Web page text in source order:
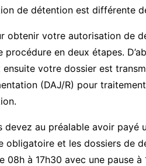
de détention est différente
obtenir votre autorisation de
procédure en deux étapes.
ensuite votre dossier est
(DAJ/R) pour
devez au préalable avoir payé
obligatoire et les dossiers de
08h à 17h30 avec une pause